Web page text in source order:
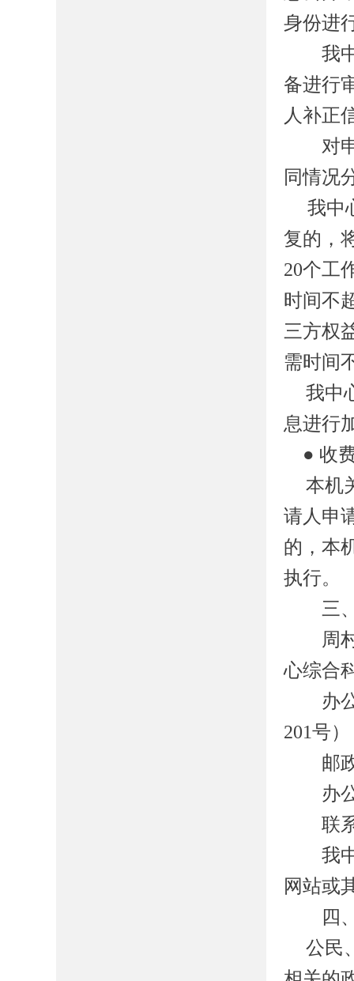
身份进
我
备进行
人补正
对申
同情况
我中
复的，
20个工
时间不
三方权
需时间
我中
息进行
● 收
本机
请人申
的，本
执行。
三、
周
心综合
办公
201号）
邮政
办公
联系
我
网站或
四、
公民